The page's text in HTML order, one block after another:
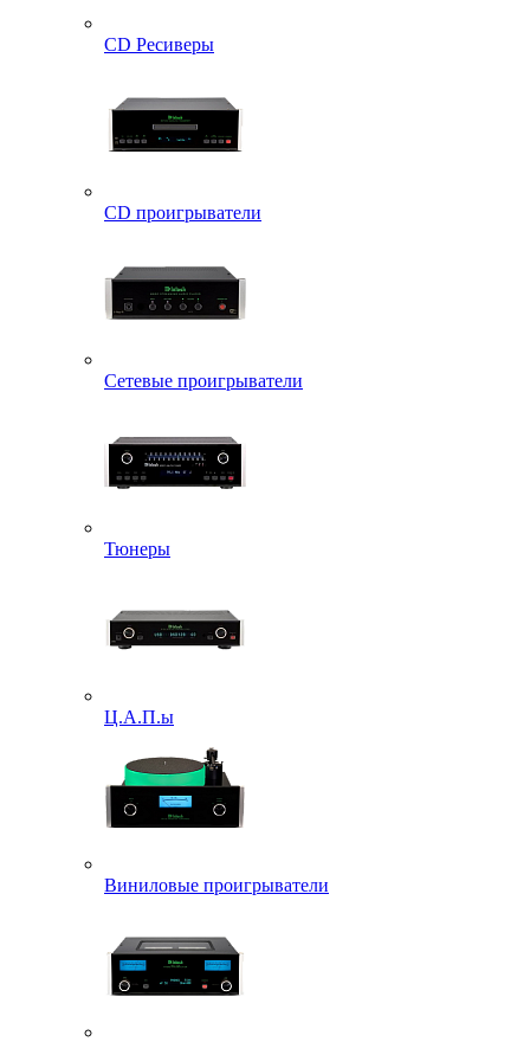
CD Ресиверы
CD проигрыватели
Сетевые проигрыватели
Тюнеры
Ц.А.П.ы
Виниловые проигрыватели